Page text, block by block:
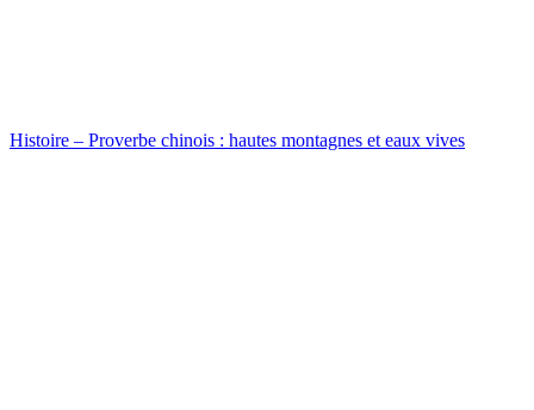
Histoire – Proverbe chinois : hautes montagnes et eaux vives